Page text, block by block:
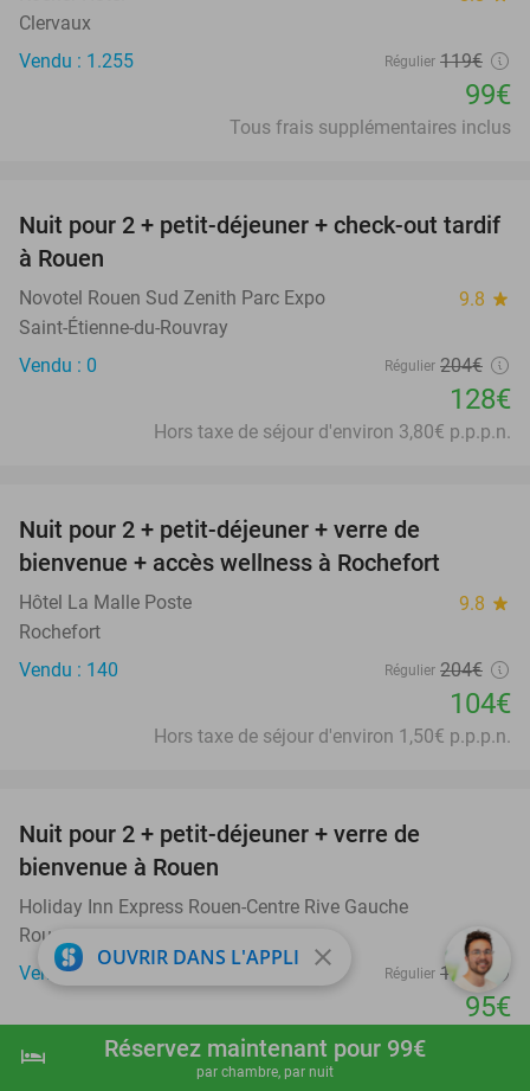
shopping_cart Réserver maintenant
hotel Réservez maintenant pour 99€
par chambre, par nuit
Clervaux
Vendu : 1.255
Régulier 119€
99€
Tous frais supplémentaires inclus
37%
Nuit pour 2 + petit-déjeuner + check-out tardif
à Rouen
Novotel Rouen Sud Zenith Parc Expo 9.8 star
Saint-Étienne-du-Rouvray
Vendu : 0
Régulier 204€
128€
Hors taxe de séjour d'environ 3,80€ p.p.p.n.
Nuit pour 2 + petit-déjeuner + verre de
bienvenue + accès wellness à Rochefort
Hôtel La Malle Poste 9.8 star
Rochefort
Vendu : 140
Régulier 204€
104€
Hors taxe de séjour d'environ 1,50€ p.p.p.n.
Nuit pour 2 + petit-déjeuner + verre de
bienvenue à Rouen
Holiday Inn Express Rouen-Centre Rive Gauche
Rouen
Vendu : 41
Régulier 135€
95€
Hors taxe de séjour d'environ 1,40€ p.p.p.n.
OUVRIR DANS L'APPLI close